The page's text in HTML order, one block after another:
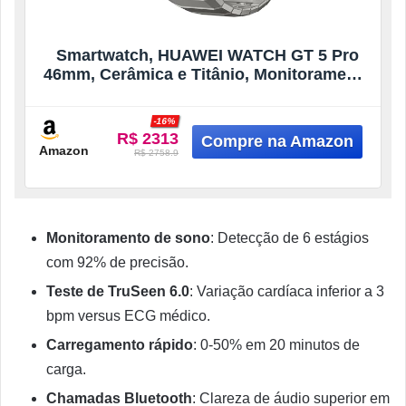
Smartwatch, HUAWEI WATCH GT 5 Pro
46mm, Cerâmica e Titânio, Monitoramento
de Golfe, Até 2 Semanas de Bateria,
Compatível com iOS e Android, Titânio
Amazon
R$ 2313
-16%
R$ 2758.9
Monitoramento de sono: Detecção de 6 estágios
com 92% de precisão.
Teste de TruSeen 6.0: Variação cardíaca inferior a 3
bpm versus ECG médico.
Carregamento rápido: 0-50% em 20 minutos de
carga.
Chamadas Bluetooth: Clareza de áudio superior em